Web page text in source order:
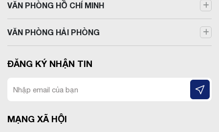
VĂN PHÒNG HỒ CHÍ MINH
VĂN PHÒNG HẢI PHÒNG
ĐĂNG KÝ NHẬN TIN
MẠNG XÃ HỘI